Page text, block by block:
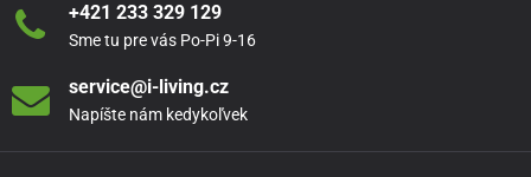
+421 233 329 129
Sme tu pre vás Po-Pi 9-16
service@i-living.cz
Napíšte nám kedykoľvek